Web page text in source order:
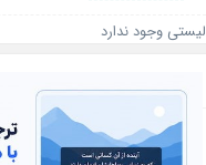
لیستی وجود ندارد